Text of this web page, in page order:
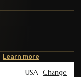
Learn more
USA Change